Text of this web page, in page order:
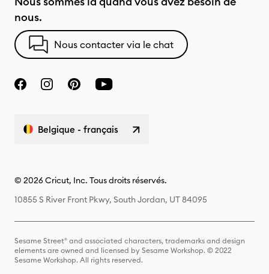
nous.
Nous contacter via le chat
Belgique - français
© 2026 Cricut, Inc. Tous droits réservés.
10855 S River Front Pkwy, South Jordan, UT 84095
Sesame Street® and associated characters, trademarks and design
elements are owned and licensed by Sesame Workshop. © 2022
Sesame Workshop. All rights reserved.